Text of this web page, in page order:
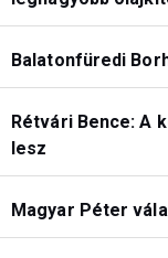
Balatonfüredi
Rétvári Bence: A
lesz
Magyar Péter